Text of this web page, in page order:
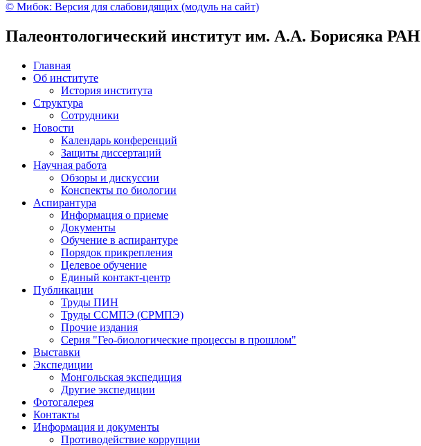
© Мибок: Версия для слабовидящих (модуль на сайт)
Палеонтологический институт им. А.А. Борисяка РАН
Главная
Об институте
История института
Структура
Сотрудники
Новости
Календарь конференций
Защиты диссертаций
Научная работа
Обзоры и дискуссии
Конспекты по биологии
Аспирантура
Информация о приеме
Документы
Обучение в аспирантуре
Порядок прикрепления
Целевое обучение
Единый контакт-центр
Публикации
Труды ПИН
Труды ССМПЭ (СРМПЭ)
Прочие издания
Серия "Гео-биологические процессы в прошлом"
Выставки
Экспедиции
Монгольская экспедиция
Другие экспедиции
Фотогалерея
Контакты
Информация и документы
Противодействие коррупции